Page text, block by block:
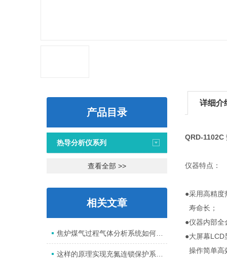
产品目录
热导分析仪系列
查看全部 >>
相关文章
焦炉煤气过程气体分析系统如何“抓取“炉内信息？
详细介
QRD-1102C
仪器特点：
●采用高精度
寿命长；
●仪器内部全
●大屏幕LCD
操作简单高